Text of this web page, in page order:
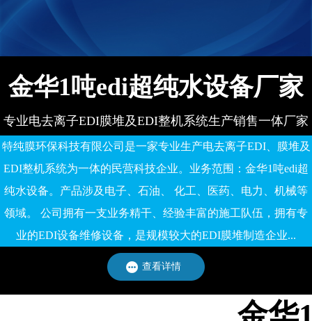
金华1吨edi超纯水设备厂家
专业电去离子EDI膜堆及EDI整机系统生产销售一体厂家
特纯膜环保科技有限公司是一家专业生产电去离子EDI、膜堆及
EDI整机系统为一体的民营科技企业。业务范围：金华1吨edi超
纯水设备。产品涉及电子、石油、 化工、医药、电力、机械等
领域。 公司拥有一支业务精干、经验丰富的施工队伍，拥有专
业的EDI设备维修设备，是规模较大的EDI膜堆制造企业...
查看详情